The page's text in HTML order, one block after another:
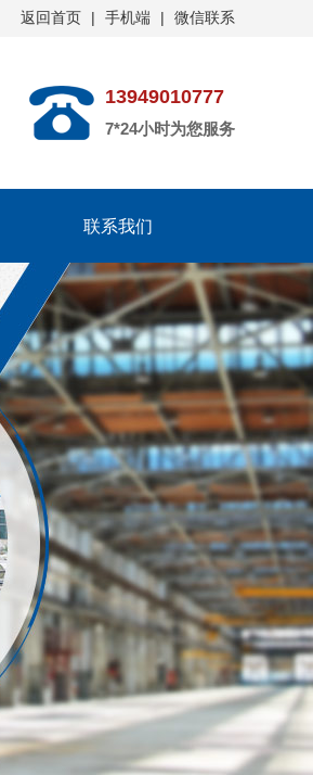
返回首页 | 手机端 | 微信联系
13949010777
7*24小时为您服务
联系我们